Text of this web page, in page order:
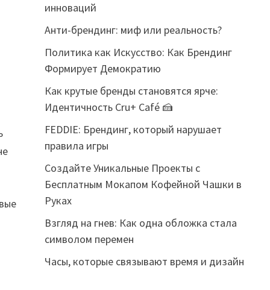
инноваций
Анти-брендинг: миф или реальность?
Политика как Искусство: Как Брендинг
Формирует Демократию
Как крутые бренды становятся ярче:
Идентичность Cru+ Café 🍰
FEDDIE: Брендинг, который нарушает
правила игры
Создайте Уникальные Проекты с
Бесплатным Мокапом Кофейной Чашки в
Руках
Взгляд на гнев: Как одна обложка стала
символом перемен
Часы, которые связывают время и дизайн